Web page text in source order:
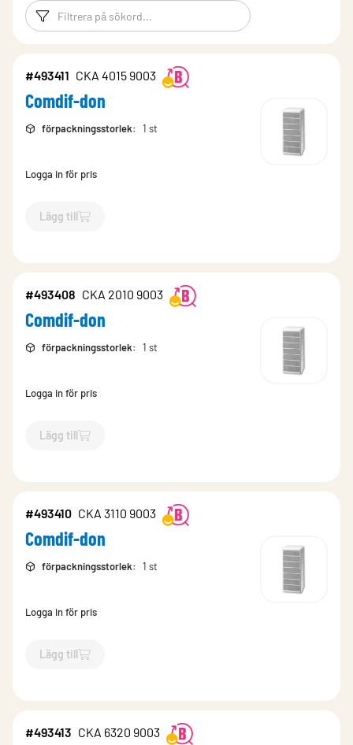
Filtreringsord Filtrera
#493411 CKA 4015 9003
Comdif-don
förpackningsstorlek: 1 st
Logga in för pris
Lägg till
`$Lägg till
#493408 CKA 2010 9003
Comdif-don
förpackningsstorlek: 1 st
Logga in för pris
Lägg till
`$Lägg till
#493410 CKA 3110 9003
Comdif-don
förpackningsstorlek: 1 st
Logga in för pris
Lägg till
`$Lägg till
#493413 CKA 6320 9003